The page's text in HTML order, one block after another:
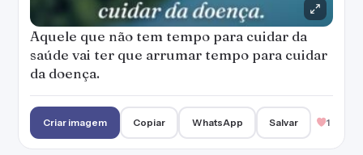
Criar imagem
Não foque apenas em ouvir as coisas externas
do mundo, escute o seu corpo, preste
atenção no que ele está te pedindo.